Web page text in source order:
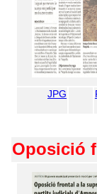
JPG
Oposició